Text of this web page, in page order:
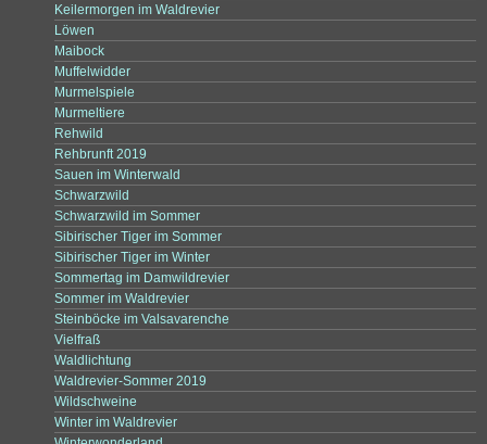
Keilermorgen im Waldrevier
Löwen
Maibock
Muffelwidder
Murmelspiele
Murmeltiere
Rehwild
Rehbrunft 2019
Sauen im Winterwald
Schwarzwild
Schwarzwild im Sommer
Sibirischer Tiger im Sommer
Sibirischer Tiger im Winter
Sommertag im Damwildrevier
Sommer im Waldrevier
Steinböcke im Valsavarenche
Vielfraß
Waldlichtung
Waldrevier-Sommer 2019
Wildschweine
Winter im Waldrevier